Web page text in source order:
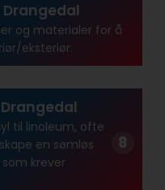
og materialer for å
eksteriør.
til linoleum, ofte
en sømløs
krever